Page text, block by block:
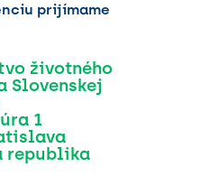
prijímame
životného
Slovenskej
1
republika